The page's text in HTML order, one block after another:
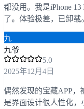
都没用。我是iPhone
了。体验极差，已卸载
九
九爷
5.0
2025年12月4日
偶然发现的宝藏APP
是界面设计很人性化